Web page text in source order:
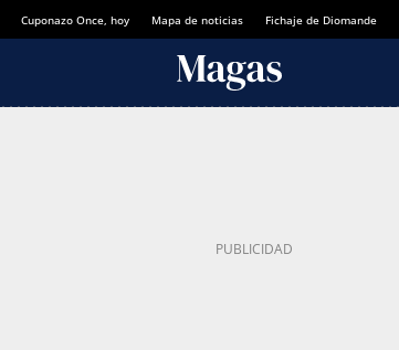
Cuponazo Once, hoy Mapa de noticias Fichaje de Diomande